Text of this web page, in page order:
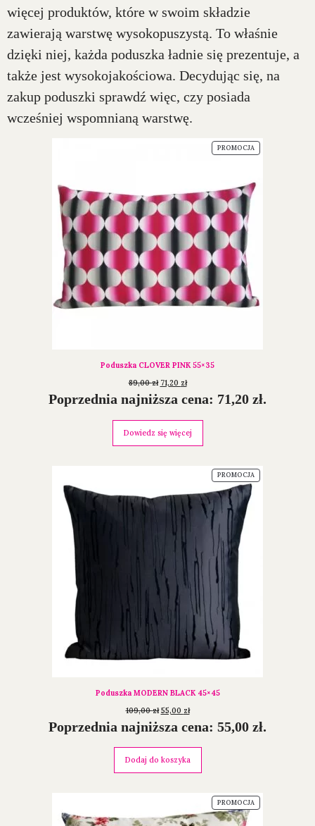
więcej produktów, które w swoim składzie
zawierają warstwę wysokopuszystą. To właśnie
dzięki niej, każda poduszka ładnie się prezentuje, a
także jest wysokojakościowa. Decydując się, na
zakup poduszki sprawdź więc, czy posiada
wcześniej wspomnianą warstwę.
PROMOCJA
Poduszka CLOVER PINK 55×35
89,00zł 71,20 zł
Poprzednia najniższa cena: 71,20 zł.
Dowiedz się więcej
PROMOCJA
Poduszka MODERN BLACK 45×45
109,00zł 55,00 zł
Poprzednia najniższa cena: 55,00 zł.
Dodaj do koszyka
PROMOCJA